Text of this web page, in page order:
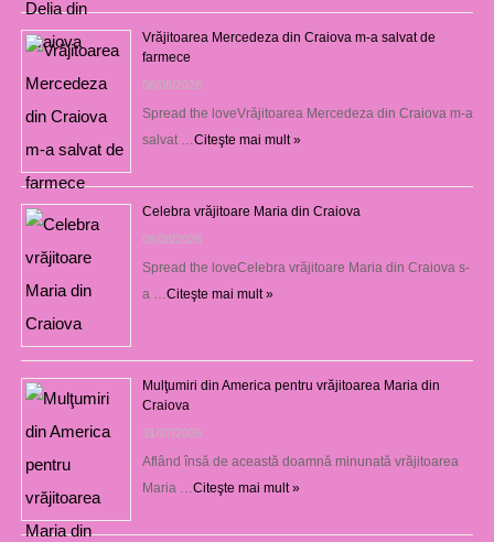
Vrăjitoarea Mercedeza din Craiova m-a salvat de
farmece
06/08/2026
Spread the loveVrăjitoarea Mercedeza din Craiova m-a
salvat …Citeşte mai mult »
Celebra vrăjitoare Maria din Craiova
06/08/2026
Spread the loveCelebra vrăjitoare Maria din Craiova s-
a …Citeşte mai mult »
Mulţumiri din America pentru vrăjitoarea Maria din
Craiova
31/07/2026
Aflând însă de această doamnă minunată vrăjitoarea
Maria …Citeşte mai mult »